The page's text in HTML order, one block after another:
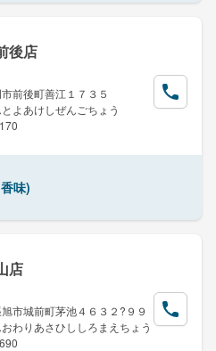
後店
前後町善江１７３５
よあけしぜんごちょう
味)
店
市城前町茅池４６３２?９９
わりあさひししろまえちょう